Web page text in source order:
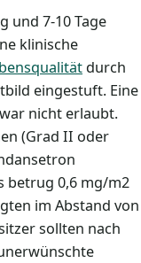
und 7-10 Tage
klinische
durch
eingestuft. Eine
nicht erlaubt.
(Grad II oder
betrug 0,6 mg/m2
im Abstand von
sollten nach